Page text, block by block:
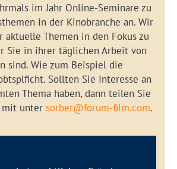
im Jahr Online-Seminare zu
in der Kinobranche an. Wir
aktuelle Themen in den Fokus zu
Sie in ihrer täglichen Arbeit von
sind. Wie zum Beispiel die
Sollten Sie Interesse an
Thema haben, dann teilen Sie
mit unter sorber@forum-film.com.